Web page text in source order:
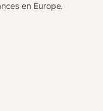
en Europe.